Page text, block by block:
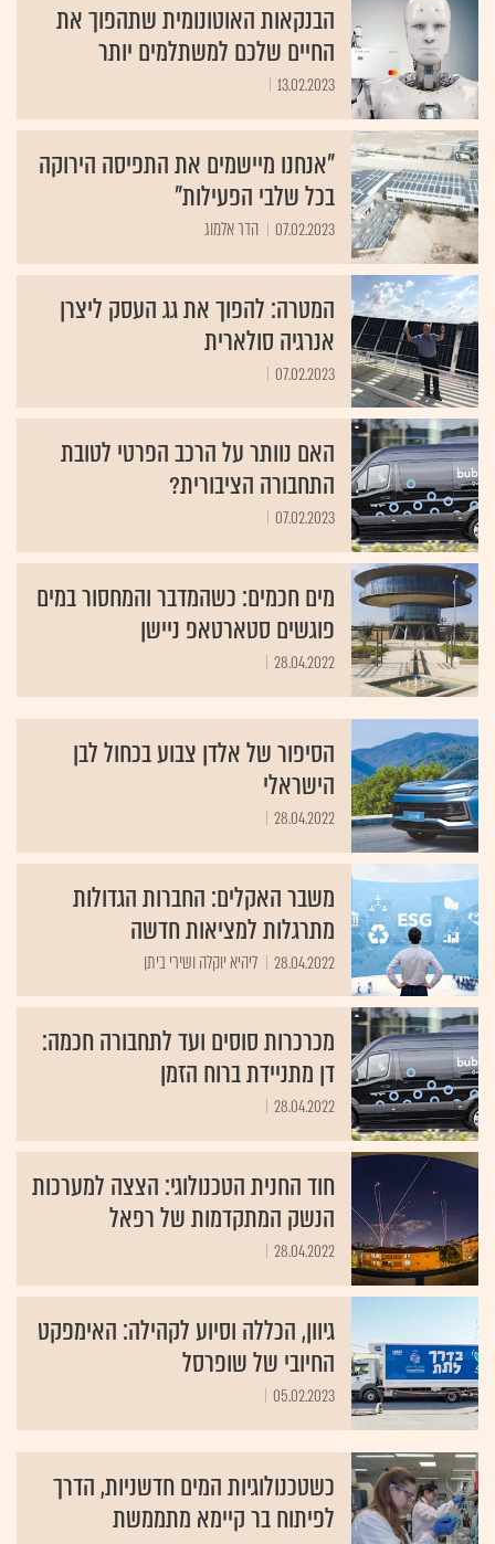
הבנקאות האוטונומית שתהפוך את
החיים שלכם למשתלמים יותר
13.02.2023
"אנחנו מיישמים את התפיסה הירוקה
בכל שלבי הפעילות"
07.02.2023 הדר אלמוג
המטרה: להפוך את גג העסק ליצרן
אנרגיה סולארית
07.02.2023
האם נוותר על הרכב הפרטי לטובת
התחבורה הציבורית?
07.02.2023
מים חכמים: כשהמדבר והמחסור במים
פוגשים סטארטאפ ניישן
28.04.2022
הסיפור של אלדן צבוע בכחול לבן
הישראלי
28.04.2022
משבר האקלים: החברות הגדולות
מתרגלות למציאות חדשה
28.04.2022 ליהיא יוקלה ושירי ביתן
מכרכרות סוסים ועד לתחבורה חכמה:
דן מתניידת ברוח הזמן
28.04.2022
חוד החנית הטכנולוגי: הצצה למערכות
הנשק המתקדמות של רפאל
28.04.2022
גיוון, הכללה וסיוע לקהילה: האימפקט
החיובי של שופרסל
05.02.2023
כשטכנולוגיות המים חדשניות, הדרך
לפיתוח בר קיימא מתממשת